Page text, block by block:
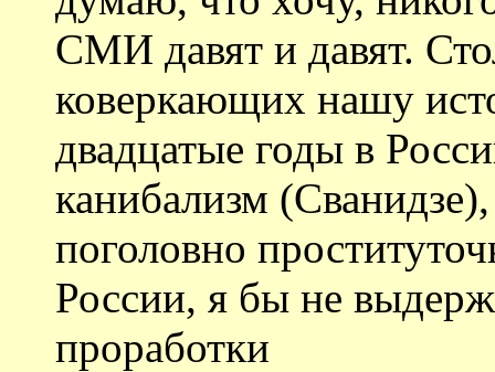
СМИ давят и давят.
коверкающих нашу
двадцатые годы в
канибализм
поголовно
России, я бы не
проработки